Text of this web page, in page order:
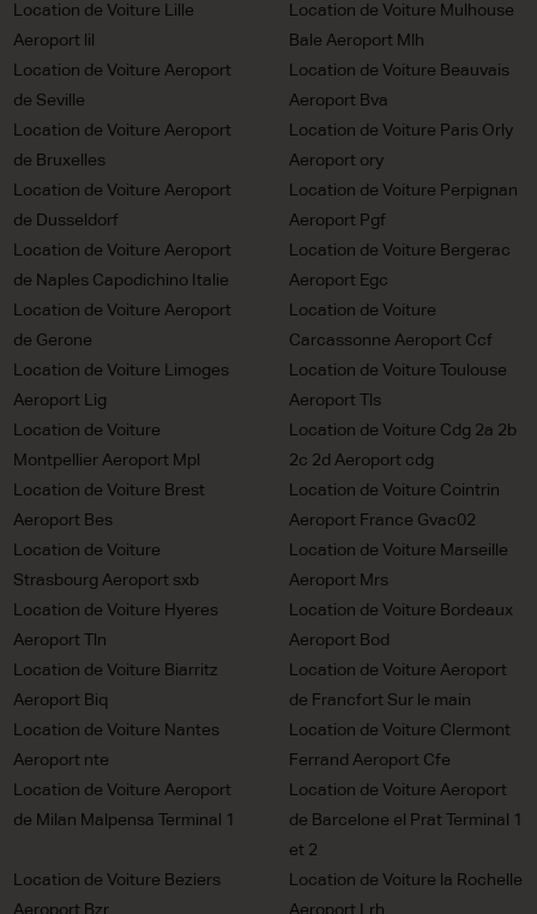
Location de Voiture Lille
Aeroport lil
Location de Voiture Mulhouse
Bale Aeroport Mlh
Location de Voiture Aeroport
de Seville
Location de Voiture Beauvais
Aeroport Bva
Location de Voiture Aeroport
de Bruxelles
Location de Voiture Paris Orly
Aeroport ory
Location de Voiture Aeroport
de Dusseldorf
Location de Voiture Perpignan
Aeroport Pgf
Location de Voiture Aeroport
de Naples Capodichino Italie
Location de Voiture Bergerac
Aeroport Egc
Location de Voiture Aeroport
de Gerone
Location de Voiture
Carcassonne Aeroport Ccf
Location de Voiture Limoges
Aeroport Lig
Location de Voiture Toulouse
Aeroport Tls
Location de Voiture
Montpellier Aeroport Mpl
Location de Voiture Cdg 2a 2b
2c 2d Aeroport cdg
Location de Voiture Brest
Aeroport Bes
Location de Voiture Cointrin
Aeroport France Gvac02
Location de Voiture
Strasbourg Aeroport sxb
Location de Voiture Marseille
Aeroport Mrs
Location de Voiture Hyeres
Aeroport Tln
Location de Voiture Bordeaux
Aeroport Bod
Location de Voiture Biarritz
Aeroport Biq
Location de Voiture Aeroport
de Francfort Sur le main
Location de Voiture Nantes
Aeroport nte
Location de Voiture Clermont
Ferrand Aeroport Cfe
Location de Voiture Aeroport
de Milan Malpensa Terminal 1
Location de Voiture Aeroport
de Barcelone el Prat Terminal 1
et 2
Location de Voiture Beziers
Aeroport Bzr
Location de Voiture la Rochelle
Aeroport Lrh